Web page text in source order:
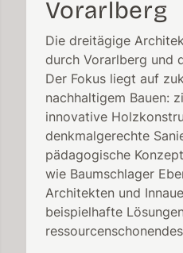
Vorarlberg
Die dreitägige
durch Vorarlberg und
Der Fokus liegt auf
nachhaltigem Bauen:
innovative
denkmalgerechte
pädagogische
wie Baumschlager
Architekten und
beispielhafte